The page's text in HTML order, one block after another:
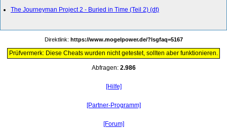
The Journeyman Project 2 - Buried in Time (Teil 2) (dt)
Direktlink: https://www.mogelpower.de/?lsgfaq=5167
Prüfvermerk: Diese Cheats wurden nicht getestet, sollten aber funktionieren.
Abfragen: 2.986
[Hilfe]
[Partner-Programm]
[Forum]